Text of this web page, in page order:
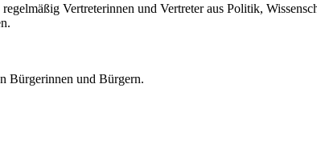
Vertreterinnen und Vertreter aus Politik,
Bürgerinnen und Bürgern.